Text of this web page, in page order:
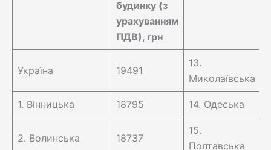
будинку (з
урахуванням
ПДВ), грн
Україна 19491
13.
Миколаївська
1. Вінницька 18795 14. Одеська
2. Волинська 18737
15.
Полтавська